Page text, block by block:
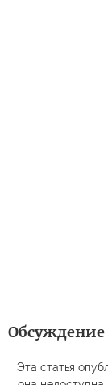
Обсуждение
Эта статья